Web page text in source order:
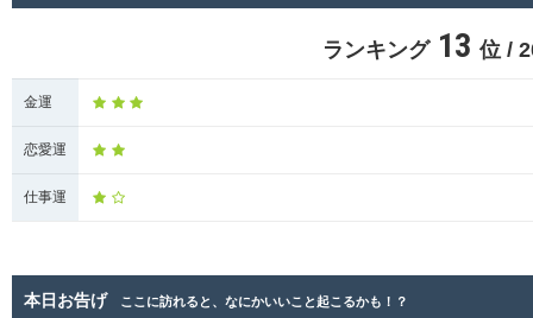
ランキング 13 位 /
金運
恋愛運
仕事運
本日お告げ ここに訪れると、なにかいいこと起こるかも！？